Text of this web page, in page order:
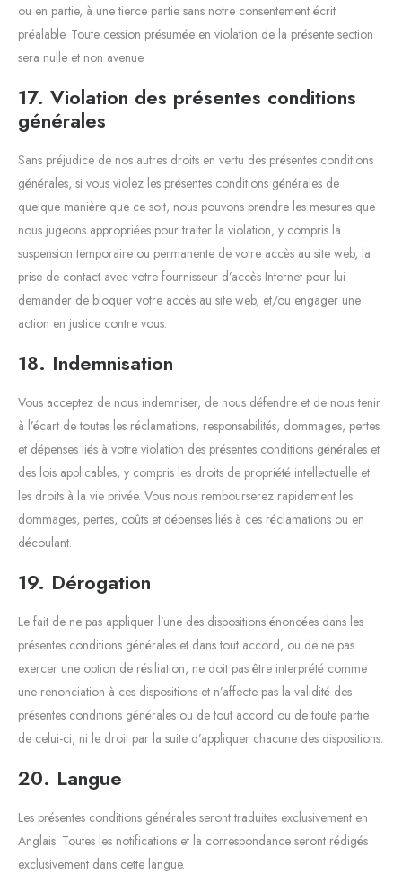
ou en partie, à une tierce partie sans notre consentement écrit
préalable. Toute cession présumée en violation de la présente section
sera nulle et non avenue.
17. Violation des présentes conditions
générales
Sans préjudice de nos autres droits en vertu des présentes conditions
générales, si vous violez les présentes conditions générales de
quelque manière que ce soit, nous pouvons prendre les mesures que
nous jugeons appropriées pour traiter la violation, y compris la
suspension temporaire ou permanente de votre accès au site web, la
prise de contact avec votre fournisseur d’accès Internet pour lui
demander de bloquer votre accès au site web, et/ou engager une
action en justice contre vous.
18. Indemnisation
Vous acceptez de nous indemniser, de nous défendre et de nous tenir
à l’écart de toutes les réclamations, responsabilités, dommages, pertes
et dépenses liés à votre violation des présentes conditions générales et
des lois applicables, y compris les droits de propriété intellectuelle et
les droits à la vie privée. Vous nous rembourserez rapidement les
dommages, pertes, coûts et dépenses liés à ces réclamations ou en
découlant.
19. Dérogation
Le fait de ne pas appliquer l’une des dispositions énoncées dans les
présentes conditions générales et dans tout accord, ou de ne pas
exercer une option de résiliation, ne doit pas être interprété comme
une renonciation à ces dispositions et n’affecte pas la validité des
présentes conditions générales ou de tout accord ou de toute partie
de celui-ci, ni le droit par la suite d’appliquer chacune des dispositions.
20. Langue
Les présentes conditions générales seront traduites exclusivement en
Anglais. Toutes les notifications et la correspondance seront rédigés
exclusivement dans cette langue.